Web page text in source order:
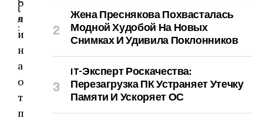
l
e
:
Жена Преснякова Похвасталась
Модной Худобой На Новых
Снимках И Удивила Поклонников
IT-Эксперт Роскачества:
Перезагрузка ПК Устраняет Утечку
Памяти И Ускоряет ОС